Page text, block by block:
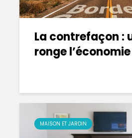
La contrefaçon :
ronge
MAISON ET JARDIN